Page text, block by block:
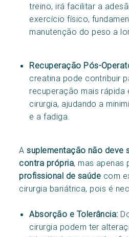
treino, irá facilitar a
exercício físico,
manutenção do peso a
Recuperação Pós-
creatina pode contribuir
recuperação mais rápida
cirurgia, ajudando a
e a fadiga.
Asuplementação não deve
contra própria, mas apenas
profissional de saúde com
cirurgia bariátrica, pois é
Absorção e Tolerância:
cirurgia podem ter